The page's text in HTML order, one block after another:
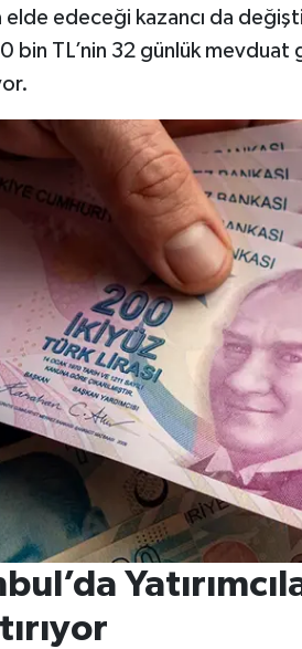
elde edeceği kazancı da
bin TL’nin 32 günlük mevduat